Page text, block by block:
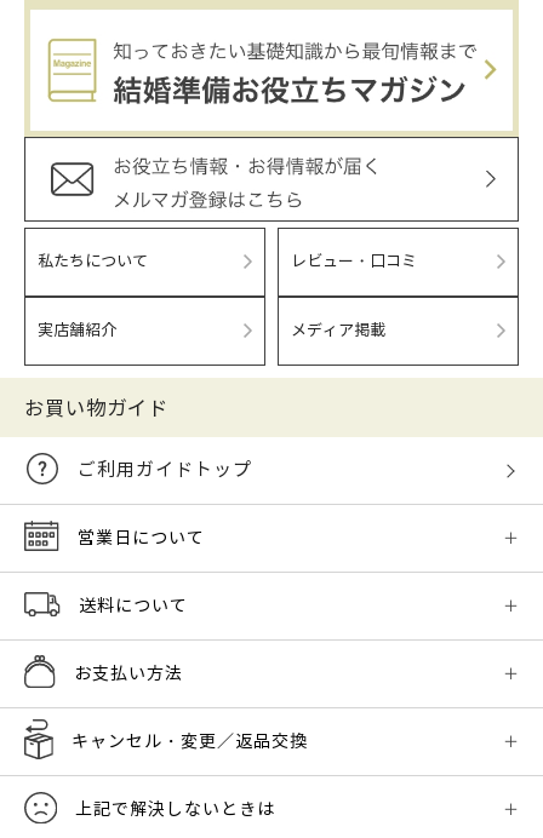
私たちについて レビュー・口コミ
実店舗紹介 メディア掲載
お買い物ガイド
ご利用ガイドトップ
営業日について
送料について
お支払い方法
キャンセル・変更／返品交換
上記で解決しないときは